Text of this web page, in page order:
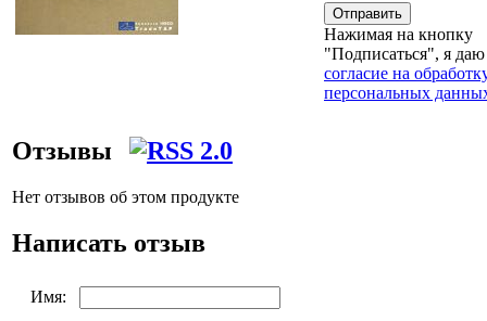
Отправить
Нажимая на кнопку
"Подписаться", я даю
согласие на
персональных
Отзывы
Нет отзывов об этом продукте
Написать отзыв
Имя: